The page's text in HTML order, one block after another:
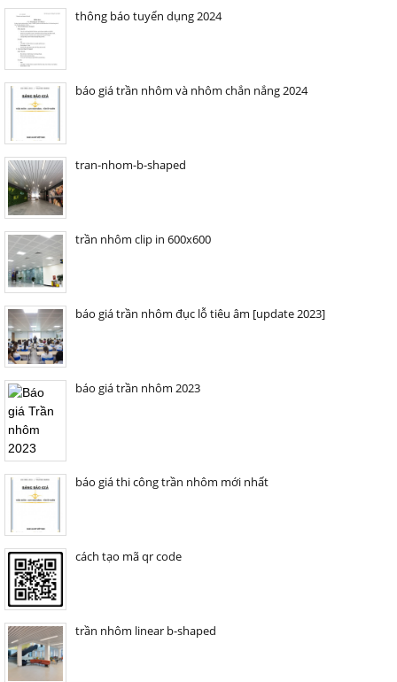
thông báo tuyển dụng 2024
báo giá trần nhôm và nhôm chắn nắng 2024
tran-nhom-b-shaped
trần nhôm clip in 600x600
báo giá trần nhôm đục lỗ tiêu âm [update 2023]
báo giá trần nhôm 2023
báo giá thi công trần nhôm mới nhất
cách tạo mã qr code
trần nhôm linear b-shaped